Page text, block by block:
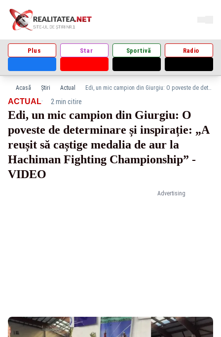
Plus Star Sportivă Radio
Acasă Știri Actual Edi, un mic campion din Giurgiu: O poveste de determinare și inspirație: „A reușit să caștige medalia de aur la Hachiman Fighting Championship” - VIDEO
Advertising
ACTUAL· 2 min citire
Edi, un mic campion din Giurgiu: O
poveste de determinare și inspirație: „A
reușit să caștige medalia de aur la
Hachiman Fighting Championship” -
VIDEO